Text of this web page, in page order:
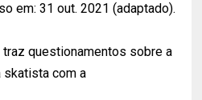
em: 31 out. 2021 (adaptado).
questionamentos sobre a
skatista com a